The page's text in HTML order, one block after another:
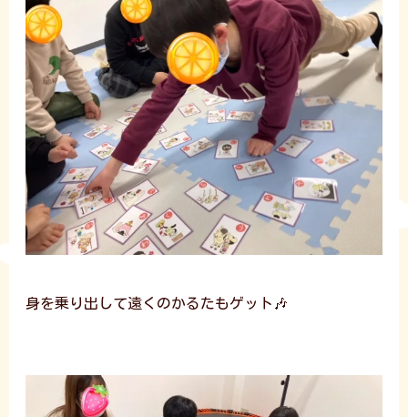
身を乗り出して遠くのかるたもゲット🎶